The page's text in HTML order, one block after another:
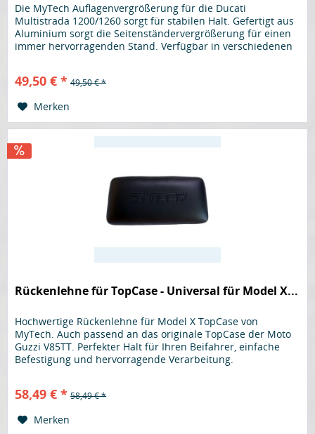
Die MyTech Auflagenvergrößerung für die Ducati
Multistrada 1200/1260 sorgt für stabilen Halt. Gefertigt aus
Aluminium sorgt die Seitenständervergrößerung für einen
immer hervorragenden Stand. Verfügbar in verschiedenen
49,50 € * 49,50 € *
Merken
Rückenlehne für TopCase - Universal für Model X...
Hochwertige Rückenlehne für Model X TopCase von
MyTech. Auch passend an das originale TopCase der Moto
Guzzi V85TT. Perfekter Halt für Ihren Beifahrer, einfache
Befestigung und hervorragende Verarbeitung.
58,49 € * 58,49 € *
Merken